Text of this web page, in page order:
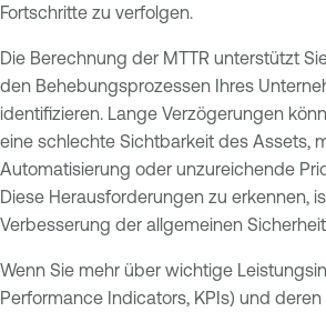
Fortschritte zu verfolgen.
Die Berechnung der MTTR unterstützt
den Behebungsprozessen Ihres
identifizieren. Lange Verzögerungen
eine schlechte Sichtbarkeit des Assets,
Automatisierung oder unzureichende
Diese Herausforderungen zu erkennen,
Verbesserung der allgemeinen
Wenn Sie mehr über wichtige
Performance Indicators, KPIs) und